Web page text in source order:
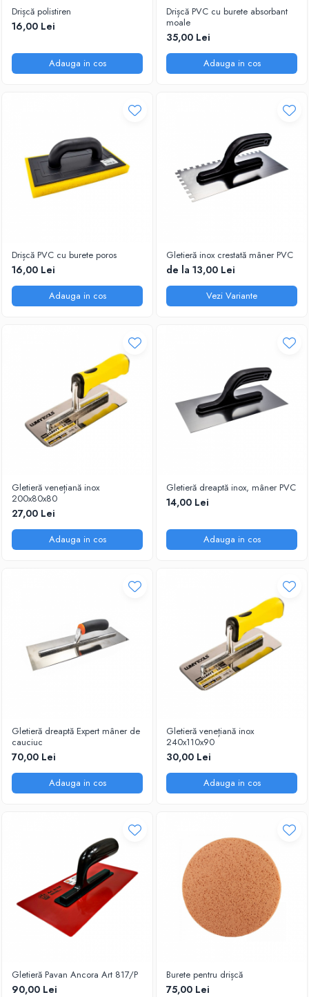
Drișcă polistiren
16,00 Lei
Adauga in cos
Drișcă PVC cu burete absorbant
moale
35,00 Lei
Adauga in cos
Drișcă PVC cu burete poros
16,00 Lei
Adauga in cos
Gletieră inox crestată mâner PVC
de la 13,00 Lei
Vezi Variante
Gletieră venețiană inox
200x80x80
27,00 Lei
Adauga in cos
Gletieră dreaptă inox, mâner PVC
14,00 Lei
Adauga in cos
Gletieră dreaptă Expert mâner de
cauciuc
70,00 Lei
Adauga in cos
Gletieră venețiană inox
240x110x90
30,00 Lei
Adauga in cos
Gletieră Pavan Ancora Art 817/P
90,00 Lei
Burete pentru drișcă
75,00 Lei